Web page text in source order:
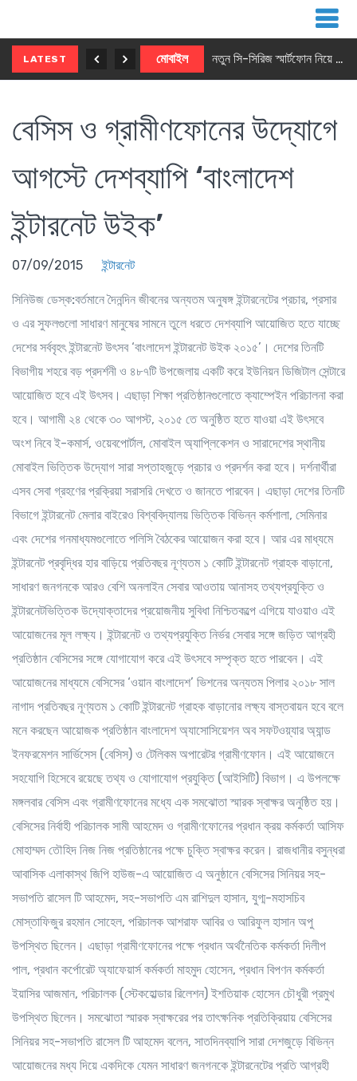
LATEST মোবাইল নতুন সি-সিরিজ স্মার্টফোন নিয়ে আসছে রিয়েলমি
বেসিস ও গ্রামীণফোনের উদ্যোগে
আগস্টে দেশব্যাপি ‘বাংলাদেশ
ইন্টারনেট উইক’
07/09/2015 ইন্টারনেট
সিনিউজ ডেস্ক:বর্তমানে দৈনন্দিন জীবনের অন্যতম অনুষঙ্গ ইন্টারনেটের প্রচার, প্রসার
ও এর সুফলগুলো সাধারণ মানুষের সামনে তুলে ধরতে দেশব্যাপি আয়োজিত হতে যাচ্ছে
দেশের সর্ববৃহৎ ইন্টারনেট উৎসব ‘বাংলাদেশ ইন্টারনেট উইক ২০১৫’। দেশের তিনটি
বিভাগীয় শহরে বড় প্রদর্শনী ও ৪৮৭টি উপজেলায় একটি করে ইউনিয়ন ডিজিটাল সেন্টারে
আয়োজিত হবে এই উৎসব। এছাড়া শিক্ষা প্রতিষ্ঠানগুলোতে ক্যাম্পেইন পরিচালনা করা
হবে। আগামী ২৪ থেকে ৩০ আগস্ট, ২০১৫ তে অনুষ্ঠিত হতে যাওয়া এই উৎসবে
অংশ নিবে ই-কমার্স, ওয়েবপোর্টাল, মোবাইল অ্যাপ্লিকেশন ও সারাদেশের স্থানীয়
মোবাইল ভিত্তিক উদ্যোগ সারা সপ্তাহজুড়ে প্রচার ও প্রদর্শন করা হবে। দর্শনার্থীরা
এসব সেবা গ্রহণের প্রক্রিয়া সরাসরি দেখতে ও জানতে পারবেন। এছাড়া দেশের তিনটি
বিভাগে ইন্টারনেট মেলার বাইরেও বিশ্ববিদ্যালয় ভিত্তিক বিভিন্ন কর্মশালা, সেমিনার
এবং দেশের গনমাধ্যমগুলোতে পলিসি বৈঠকের আয়োজন করা হবে। আর এর মাধ্যমে
ইন্টারনেট প্রবৃদ্ধির হার বাড়িয়ে প্রতিবছর নূণ্যতম ১ কোটি ইন্টারনেট গ্রাহক বাড়ানো,
সাধারণ জনগনকে আরও বেশি অনলাইন সেবার আওতায় আনাসহ তথ্যপ্রযুক্তি ও
ইন্টারনেটভিত্তিক উদ্যোক্তাদের প্রয়োজনীয় সুবিধা নিশ্চিতকল্পে এগিয়ে যাওয়াও এই
আয়োজনের মূল লক্ষ্য। ইন্টারনেট ও তথ্যপ্রযুক্তি নির্ভর সেবার সঙ্গে জড়িত আগ্রহী
প্রতিষ্ঠান বেসিসের সঙ্গে যোগাযোগ করে এই উৎসবে সম্পৃক্ত হতে পারবেন। এই
আয়োজনের মাধ্যমে বেসিসের ‘ওয়ান বাংলাদেশ’ ভিশনের অন্যতম পিলার ২০১৮ সাল
নাগাদ প্রতিবছর নূণ্যতম ১ কোটি ইন্টারনেট গ্রাহক বাড়ানোর লক্ষ্য বাস্তবায়ন হবে বলে
মনে করছেন আয়োজক প্রতিষ্ঠান বাংলাদেশ অ্যাসোসিয়েশন অব সফটওয়্যার অ্যান্ড
ইনফরমেশন সার্ভিসেস (বেসিস) ও টেলিকম অপারেটর গ্রামীণফোন। এই আয়োজনে
সহযোগি হিসেবে রয়েছে তথ্য ও যোগাযোগ প্রযুক্তি (আইসিটি) বিভাগ। এ উপলক্ষে
মঙ্গলবার বেসিস এবং গ্রামীণফোনের মধ্যে এক সমঝোতা স্মারক স্বাক্ষর অনুষ্ঠিত হয়।
বেসিসের নির্বাহী পরিচালক সামী আহমেদ ও গ্রামীণফোনের প্রধান ক্রয় কর্মকর্তা আসিফ
মোহাম্মদ তৌহিদ নিজ নিজ প্রতিষ্ঠানের পক্ষে চুক্তি স্বাক্ষর করেন। রাজধানীর বসুন্ধরা
আবাসিক এলাকাস্থ জিপি হাউজ-এ আয়োজিত এ অনুষ্ঠানে বেসিসের সিনিয়র সহ-
সভাপতি রাসেল টি আহমেদ, সহ-সভাপতি এম রাশিদুল হাসান, যুগ্ম-মহাসচিব
মোস্তাফিজুর রহমান সোহেল, পরিচালক আশরাফ আবির ও আরিফুল হাসান অপু
উপস্থিত ছিলেন। এছাড়া গ্রামীণফোনের পক্ষে প্রধান অর্থনৈতিক কর্মকর্তা দিলীপ
পাল, প্রধান কর্পোরেট অ্যাফেয়ার্স কর্মকর্তা মাহমুদ হোসেন, প্রধান বিপণন কর্মকর্তা
ইয়াসির আজমান, পরিচালক (স্টেকহোল্ডার রিলেশন) ইশতিয়াক হোসেন চৌধুরী প্রমুখ
উপস্থিত ছিলেন। সমঝোতা স্মারক স্বাক্ষরের পর তাৎক্ষনিক প্রতিক্রিয়ায় বেসিসের
সিনিয়র সহ-সভাপতি রাসেল টি আহমেদ বলেন, সাতদিনব্যাপি সারা দেশজুড়ে বিভিন্ন
আয়োজনের মধ্য দিয়ে একদিকে যেমন সাধারণ জনগনকে ইন্টারনেটের প্রতি আগ্রহী